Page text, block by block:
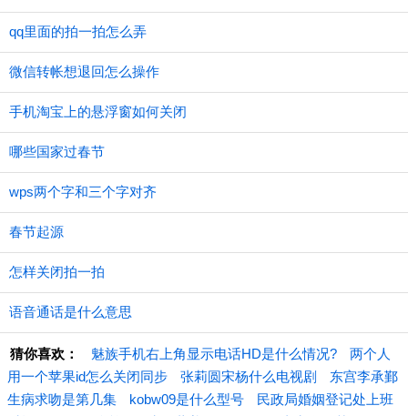
qq里面的拍一拍怎么弄
微信转帐想退回怎么操作
手机淘宝上的悬浮窗如何关闭
哪些国家过春节
wps两个字和三个字对齐
春节起源
怎样关闭拍一拍
语音通话是什么意思
猜你喜欢： 魅族手机右上角显示电话HD是什么情况?
两个人
用一个苹果id怎么关闭同步
张莉圆宋杨什么电视剧
东宫李承鄞
生病求吻是第几集
kobw09是什么型号
民政局婚姻登记处上班